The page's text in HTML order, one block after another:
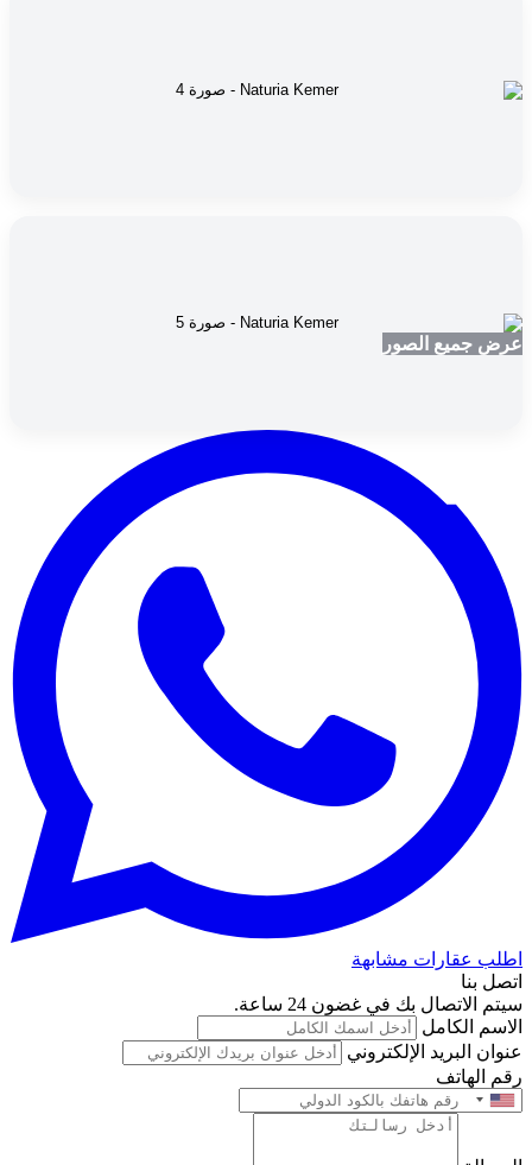
عرض جميع الصور
اطلب عقارات مشابهة
اتصل بنا
سيتم الاتصال بك في غضون 24 ساعة.
الاسم الكامل
عنوان البريد الإلكتروني
رقم الهاتف